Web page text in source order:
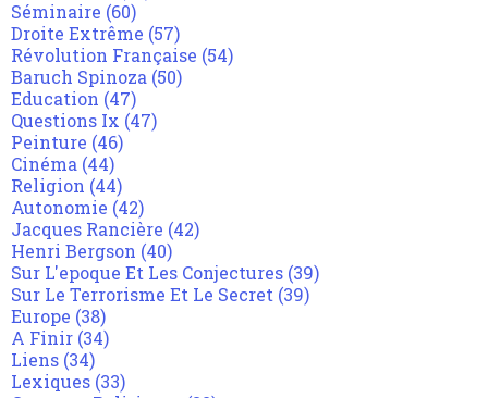
Séminaire (60)
Droite Extrême (57)
Révolution Française (54)
Baruch Spinoza (50)
Education (47)
Questions Ix (47)
Peinture (46)
Cinéma (44)
Religion (44)
Autonomie (42)
Jacques Rancière (42)
Henri Bergson (40)
Sur L'epoque Et Les Conjectures (39)
Sur Le Terrorisme Et Le Secret (39)
Europe (38)
A Finir (34)
Liens (34)
Lexiques (33)